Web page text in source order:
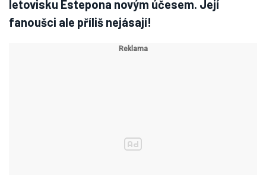
letovisku Estepona novým účesem. Její
fanoušci ale příliš nejásají!